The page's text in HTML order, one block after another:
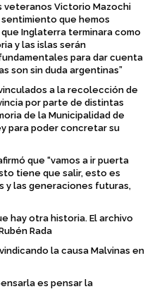
veteranos Victorio Mazochi
que hemos
Inglaterra terminara como
y las islas serán
para dar cuenta
son sin duda argentinas”
a la recolección de
por parte de distintas
de la Municipalidad de
para poder concretar su
que “vamos a ir puerta
tiene que salir, esto es
y las generaciones futuras,
hay otra historia. El archivo
Rada
la causa Malvinas en
es pensar la